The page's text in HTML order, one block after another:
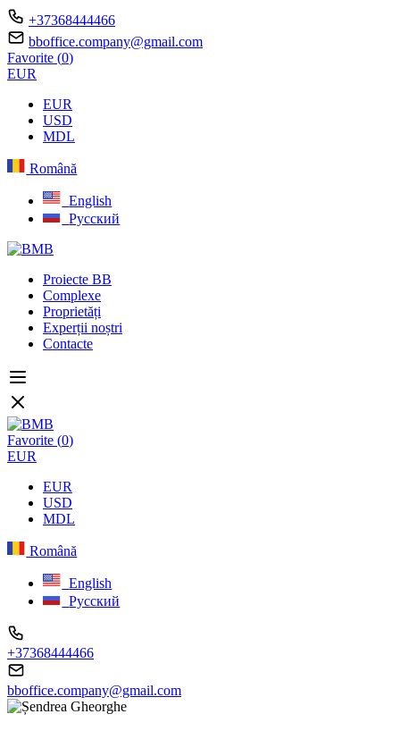
+37368444466
bboffice.company@gmail.com
Favorite (0)
EUR
EUR
USD
MDL
Română
English
Русский
Proiecte BB
Complexe
Proprietăți
Experții noștri
Contacte
Favorite (0)
EUR
EUR
USD
MDL
Română
English
Русский
+37368444466
bboffice.company@gmail.com